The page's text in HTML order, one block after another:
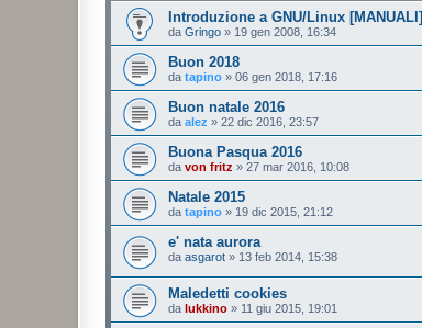
Introduzione a GNU/Linux [MANUALI]
da Gringo » 19 gen 2008, 16:34
Buon 2018
da tapino » 06 gen 2018, 17:16
Buon natale 2016
da alez » 22 dic 2016, 23:57
Buona Pasqua 2016
da von fritz » 27 mar 2016, 10:08
Natale 2015
da tapino » 19 dic 2015, 21:12
e' nata aurora
da asgarot » 13 feb 2014, 15:38
Maledetti cookies
da lukkino » 11 giu 2015, 19:01